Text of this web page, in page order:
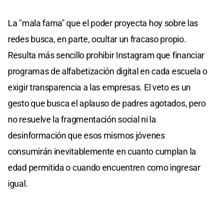
La "mala fama" que el poder proyecta hoy sobre las
redes busca, en parte, ocultar un fracaso propio.
Resulta más sencillo prohibir Instagram que financiar
programas de alfabetización digital en cada escuela o
exigir transparencia a las empresas. El veto es un
gesto que busca el aplauso de padres agotados, pero
no resuelve la fragmentación social ni la
desinformación que esos mismos jóvenes
consumirán inevitablemente en cuanto cumplan la
edad permitida o cuando encuentren como ingresar
igual.